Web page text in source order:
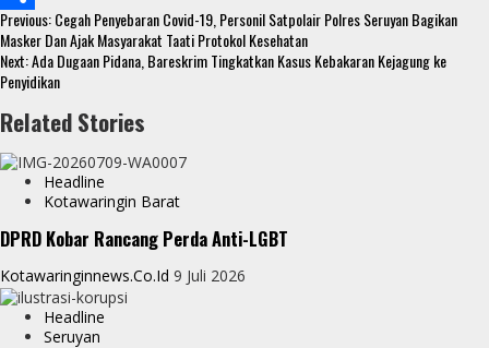
o
o
k
t
e
r
t
s
A
p
p
s
s
e
n
g
r
S
h
r
e
Continue
Reading
Previous:Cegah Penyebaran Covid-19, Personil Satpolair Polres Seruyan Bagikan
Masker Dan Ajak Masyarakat Taati Protokol Kesehatan
Next:Ada Dugaan Pidana, Bareskrim Tingkatkan Kasus Kebakaran Kejagung ke
Penyidikan
Related Stories
Headline
Kotawaringin Barat
DPRD Kobar Rancang Perda Anti-LGBT
Kotawaringinnews.co.id 9 Juli 2026
Headline
Seruyan